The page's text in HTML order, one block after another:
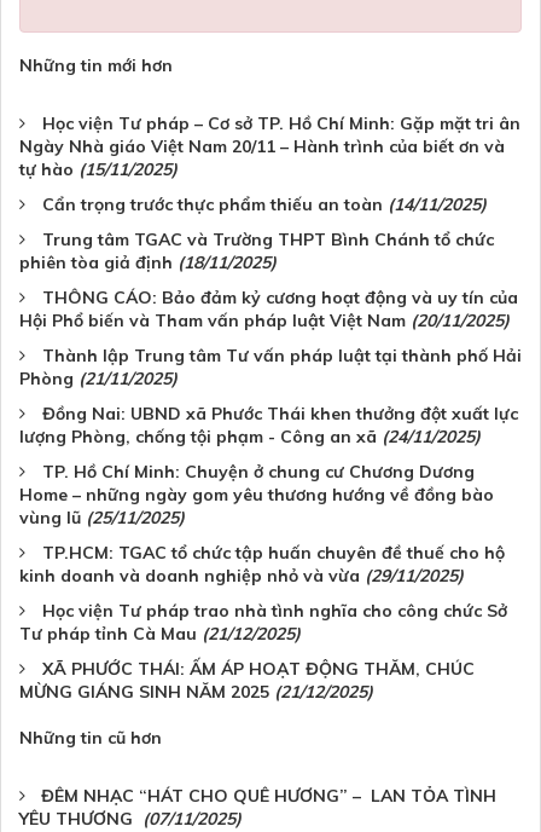
Những tin mới hơn
Học viện Tư pháp – Cơ sở TP. Hồ Chí Minh: Gặp mặt tri ân
Ngày Nhà giáo Việt Nam 20/11 – Hành trình của biết ơn và
tự hào (15/11/2025)
Cẩn trọng trước thực phẩm thiếu an toàn (14/11/2025)
Trung tâm TGAC và Trường THPT Bình Chánh tổ chức
phiên tòa giả định (18/11/2025)
THÔNG CÁO: Bảo đảm kỷ cương hoạt động và uy tín của
Hội Phổ biến và Tham vấn pháp luật Việt Nam (20/11/2025)
Thành lập Trung tâm Tư vấn pháp luật tại thành phố Hải
Phòng (21/11/2025)
Đồng Nai: UBND xã Phước Thái khen thưởng đột xuất lực
lượng Phòng, chống tội phạm - Công an xã (24/11/2025)
TP. Hồ Chí Minh: Chuyện ở chung cư Chương Dương
Home – những ngày gom yêu thương hướng về đồng bào
vùng lũ (25/11/2025)
TP.HCM: TGAC tổ chức tập huấn chuyên đề thuế cho hộ
kinh doanh và doanh nghiệp nhỏ và vừa (29/11/2025)
Học viện Tư pháp trao nhà tình nghĩa cho công chức Sở
Tư pháp tỉnh Cà Mau (21/12/2025)
XÃ PHƯỚC THÁI: ẤM ÁP HOẠT ĐỘNG THĂM, CHÚC
MỪNG GIÁNG SINH NĂM 2025 (21/12/2025)
Những tin cũ hơn
ĐÊM NHẠC “HÁT CHO QUÊ HƯƠNG” – LAN TỎA TÌNH
YÊU THƯƠNG
(07/11/2025)